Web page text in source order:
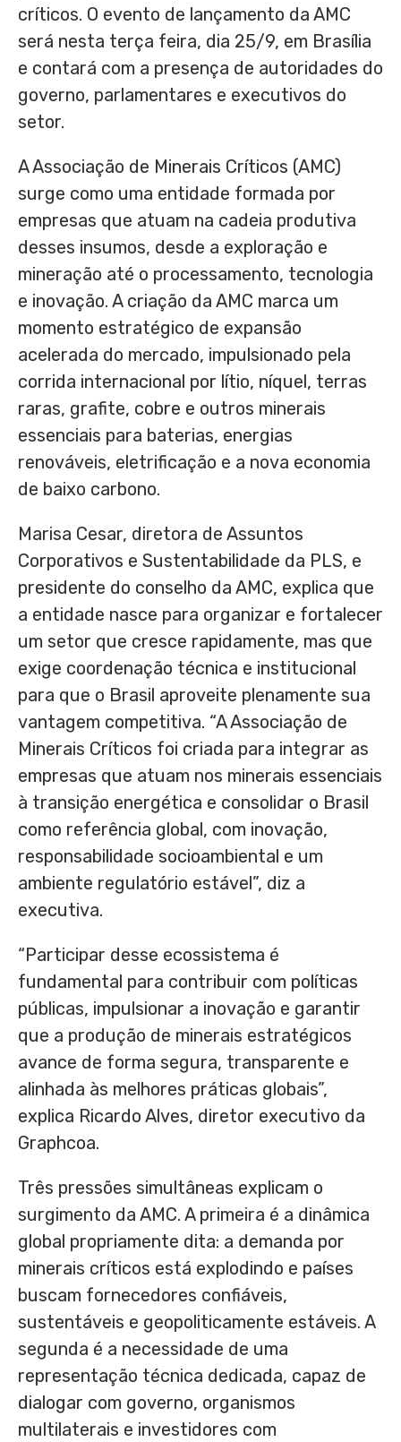
críticos. O evento de lançamento da AMC
será nesta terça feira, dia 25/9, em Brasília
e contará com a presença de autoridades do
governo, parlamentares e executivos do
setor.
A Associação de Minerais Críticos (AMC)
surge como uma entidade formada por
empresas que atuam na cadeia produtiva
desses insumos, desde a exploração e
mineração até o processamento, tecnologia
e inovação. A criação da AMC marca um
momento estratégico de expansão
acelerada do mercado, impulsionado pela
corrida internacional por lítio, níquel, terras
raras, grafite, cobre e outros minerais
essenciais para baterias, energias
renováveis, eletrificação e a nova economia
de baixo carbono.
Marisa Cesar, diretora de Assuntos
Corporativos e Sustentabilidade da PLS, e
presidente do conselho da AMC, explica que
a entidade nasce para organizar e fortalecer
um setor que cresce rapidamente, mas que
exige coordenação técnica e institucional
para que o Brasil aproveite plenamente sua
vantagem competitiva. “A Associação de
Minerais Críticos foi criada para integrar as
empresas que atuam nos minerais essenciais
à transição energética e consolidar o Brasil
como referência global, com inovação,
responsabilidade socioambiental e um
ambiente regulatório estável”, diz a
executiva.
“Participar desse ecossistema é
fundamental para contribuir com políticas
públicas, impulsionar a inovação e garantir
que a produção de minerais estratégicos
avance de forma segura, transparente e
alinhada às melhores práticas globais”,
explica Ricardo Alves, diretor executivo da
Graphcoa.
Três pressões simultâneas explicam o
surgimento da AMC. A primeira é a dinâmica
global propriamente dita: a demanda por
minerais críticos está explodindo e países
buscam fornecedores confiáveis,
sustentáveis e geopoliticamente estáveis. A
segunda é a necessidade de uma
representação técnica dedicada, capaz de
dialogar com governo, organismos
multilaterais e investidores com